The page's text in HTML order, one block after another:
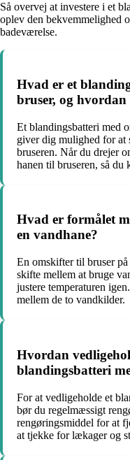
Så overvej at investere i et
oplev den bekvemmelighed
badeværelse.
Hvad er et
bruser, og hvordan
Et blandingsbatteri med
giver dig mulighed for at
bruseren. Når du drejer
hanen til bruseren, så
Hvad er formålet
en vandhane?
En omskifter til bruser
skifte mellem at bruge
justere temperaturen
mellem de to vandkilder.
Hvordan
blandingsbatteri
For at vedligeholde et
bør du regelmæssigt
rengøringsmiddel for at
at tjekke for lækager og